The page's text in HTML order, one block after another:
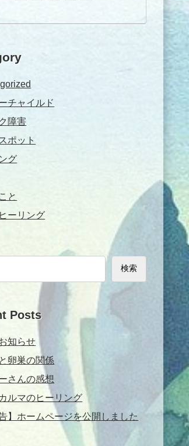
チャイルド
障害
ポット
グ
と
ーリング
検索
Posts
知らせ
卵巣の関係
さんの感想
ルマのヒーリング
告】ホームページを公開しました